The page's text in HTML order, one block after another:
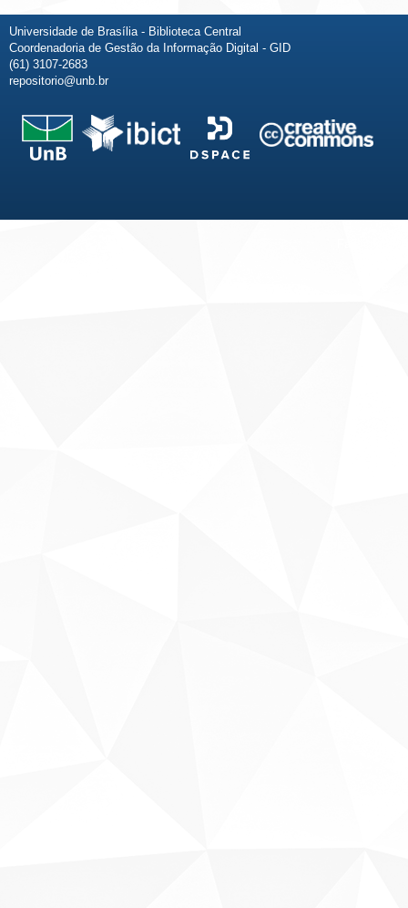
Universidade de Brasília - Biblioteca Central
Coordenadoria de Gestão da Informação Digital - GID
(61) 3107-2683
repositorio@unb.br